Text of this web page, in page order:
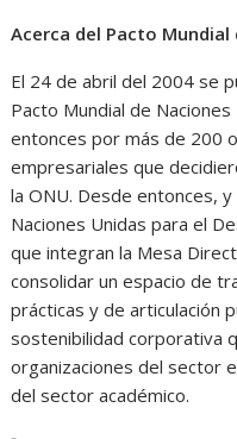
Acerca del Pacto Mundial
El 24 de abril del 2004 se
Pacto Mundial de
entonces por más de 200
empresariales que
la ONU. Desde entonces,
Naciones Unidas para el
que integran la Mesa
consolidar un espacio de
prácticas y de articulación
sostenibilidad corporativa
organizaciones del sector
del sector académico.